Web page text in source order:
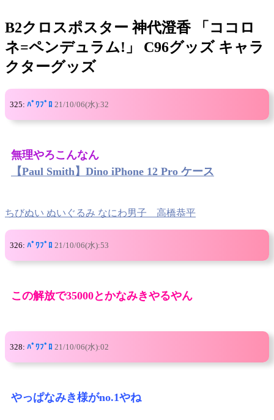
B2クロスポスター 神代澄香 「ココロ
ネ=ペンデュラム!」 C96グッズ キャラ
クターグッズ
325: ﾊﾟﾜﾌﾟﾛ 21/10/06(水):32
無理やろこんなん
【Paul Smith】Dino iPhone 12 Pro ケース
ちびぬい ぬいぐるみ なにわ男子 高橋恭平
326: ﾊﾟﾜﾌﾟﾛ 21/10/06(水):53
この解放で35000とかなみきやるやん
328: ﾊﾟﾜﾌﾟﾛ 21/10/06(水):02
やっぱなみき様がno.1やね